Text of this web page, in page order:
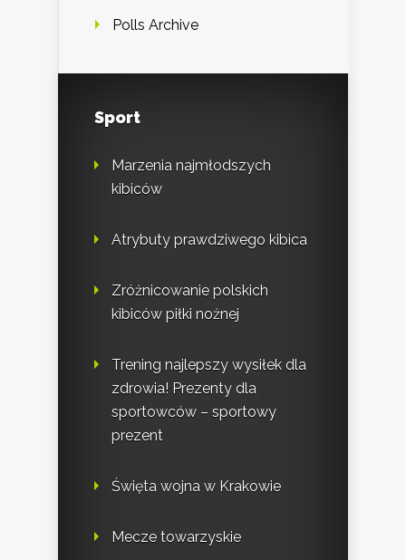
Polls Archive
Sport
Marzenia najmłodszych
kibiców
Atrybuty prawdziwego kibica
Zróżnicowanie polskich
kibiców piłki nożnej
Trening najlepszy wysiłek dla
zdrowia! Prezenty dla
sportowców – sportowy
prezent
Święta wojna w Krakowie
Mecze towarzyskie